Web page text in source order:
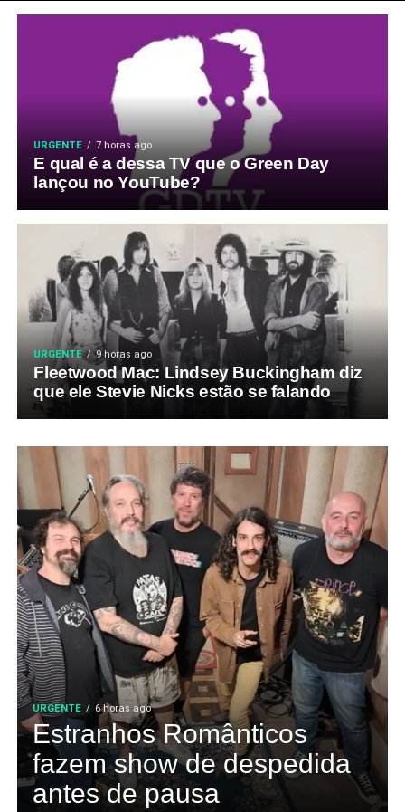
URGENTE 7 horas ago
E qual é a dessa TV que o Green Day
lançou no YouTube?
URGENTE 9 horas ago
Fleetwood Mac: Lindsey Buckingham diz
que ele Stevie Nicks estão se falando
URGENTE 6 horas ago
Estranhos Românticos
fazem show de despedida
antes de pausa